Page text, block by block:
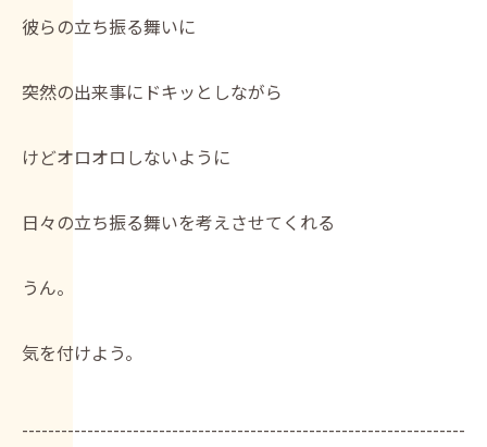
彼らの立ち振る舞いに
突然の出来事にドキッとしながら
けどオロオロしないように
日々の立ち振る舞いを考えさせてくれる
うん。
気を付けよう。
--------------------------------------------------------------------